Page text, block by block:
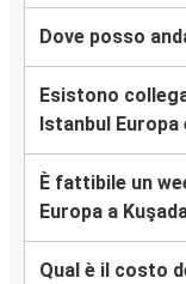
Dove posso
Esistono
Istanbul Europa
È fattibile un
Europa a
Qual è il costo